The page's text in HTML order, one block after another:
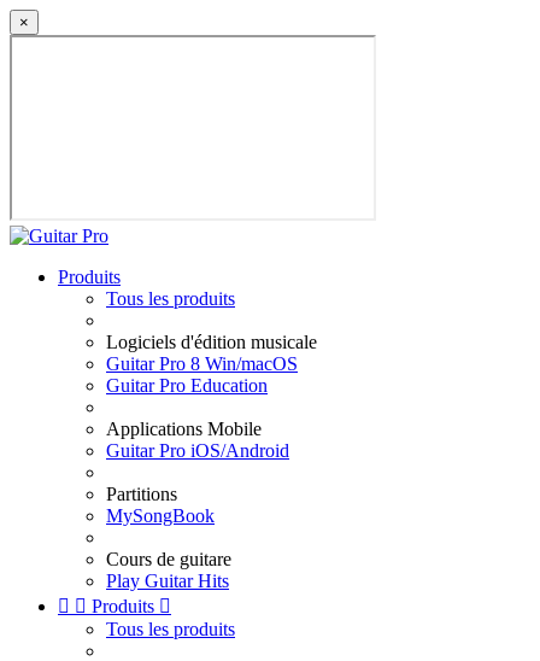
×
Produits
Tous les produits
Logiciels d'édition musicale
Guitar Pro 8 Win/macOS
Guitar Pro Education
Applications Mobile
Guitar Pro iOS/Android
Partitions
MySongBook
Cours de guitare
Play Guitar Hits
  Produits 
Tous les produits